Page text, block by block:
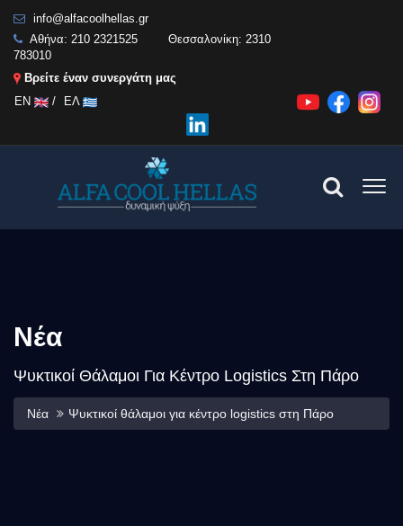
info@alfacoolhellas.gr
Αθήνα: 210 2321525 Θεσσαλονίκη: 2310
783010
Βρείτε έναν συνεργάτη μας
EN
/ ΕΛ
Νέα
Ψυκτικοί Θάλαμοι Για Κέντρο Logistics Στη Πάρο
Νέα Ψυκτικοί θάλαμοι για κέντρο logistics στη Πάρο